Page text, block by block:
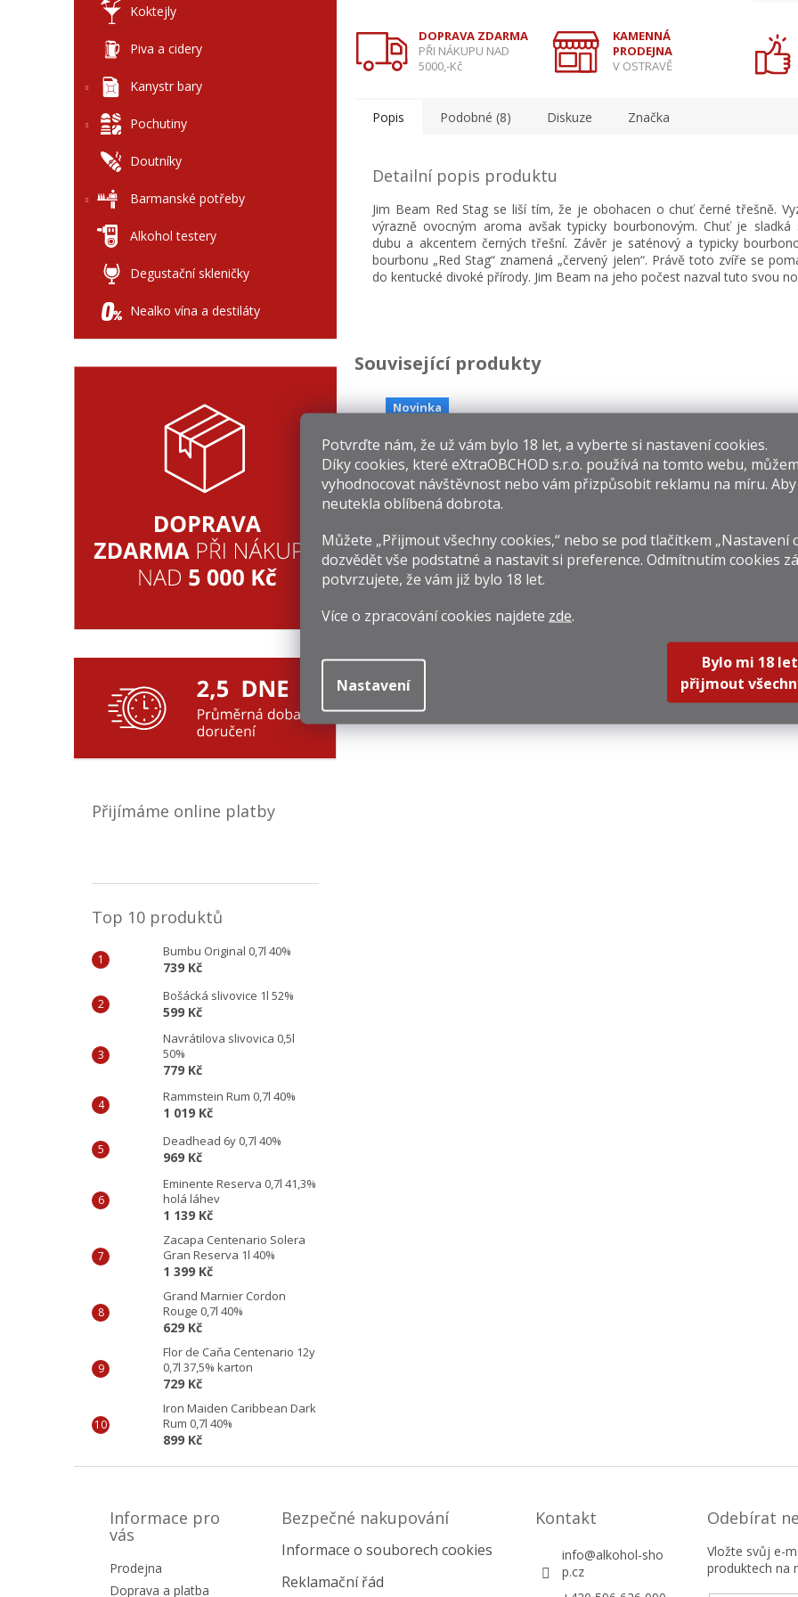
Potvrďte nám​​, že už vám bylo 18 let, a vyberte si nastavení cookies.
Díky cookies, které eXtraOBCHOD s.r.o. používá na tomto webu,
vyhodnocovat návštěvnost nebo vám přizpůsobit reklamu na míru. Aby
neutekla oblíbená dobrota.
Můžete „Přijmout všechny cookies,“ nebo se pod tlačítkem „Nastavení
dozvědět vše podstatné a nastavit si preference. Odmítnutím cookies
potvrzujete, že vám již bylo 18 let.
Více o zpracování cookies najdete zde.
Nastavení
Bylo mi 18
přijmout
Koktejly
Piva a cidery
Kanystr bary
Pochutiny
Doutníky
Barmanské potřeby
Alkohol testery
Degustační skleničky
Nealko vína a destiláty
Přijímáme online platby
Top 10 produktů
Bumbu Original 0,7l 40%
739 Kč
Bošácká slivovice 1l 52%
599 Kč
Navrátilova slivovica 0,5l
50%
779 Kč
Rammstein Rum 0,7l 40%
1 019 Kč
Deadhead 6y 0,7l 40%
969 Kč
Eminente Reserva 0,7l 41,3%
holá láhev
1 139 Kč
Zacapa Centenario Solera
Gran Reserva 1l 40%
1 399 Kč
Grand Marnier Cordon
Rouge 0,7l 40%
629 Kč
Flor de Caňa Centenario 12y
0,7l 37,5% karton
729 Kč
Iron Maiden Caribbean Dark
Rum 0,7l 40%
899 Kč
DOPRAVA ZDARMA
PŘI NÁKUPU NAD
5000,-Kč
KAMENNÁ
PRODEJNA
V OSTRAVĚ
Popis Podobné (8) Diskuze Značka
Detailní popis produktu
Jim Beam Red Stag se liší tím, že je obohacen o chuť černé třešně.
výrazně ovocným aroma avšak typicky bourbonovým. Chuť je sladká
dubu a akcentem černých třešní. Závěr je saténový a typicky
bourbonu „Red Stag“ znamená „červený jelen“. Právě toto zvíře se
do kentucké divoké přírody. Jim Beam na jeho počest nazval tuto svou
Související produkty
Novinka
Judas Priest
Invincible Shield
0,7l 47%
1 549 Kč
Měrná
2 212,86 Kč / 1 l
Do košíku
0,7l 40,5%
669 Kč 1
Informace pro
vás
Prodejna
Doprava a platba
Bezpečné nakupování
Informace o souborech cookies
Reklamační řád
Kontakt
info@alkohol-sho
p.cz
Odebírat
Vložte svůj e-
produktech na